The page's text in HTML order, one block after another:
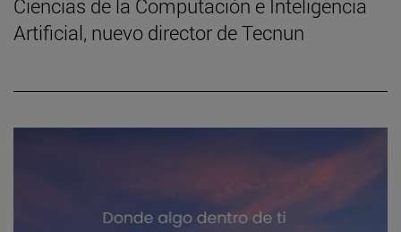
Ciencias de la Computación e Inteligencia
Artificial, nuevo director de Tecnun